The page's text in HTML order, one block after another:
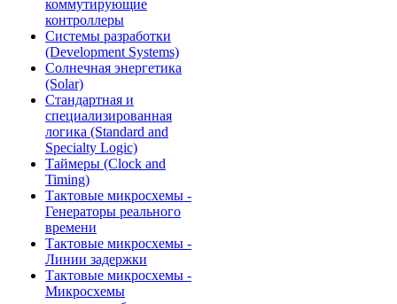
коммутирующие
контроллеры
Системы разработки
(Development Systems)
Солнечная энергетика
(Solar)
Стандартная и
специализированная
логика (Standard and
Specialty Logic)
Таймеры (Clock and
Timing)
Тактовые микросхемы -
Генераторы реального
времени
Тактовые микросхемы -
Линии задержки
Тактовые микросхемы -
Микросхемы